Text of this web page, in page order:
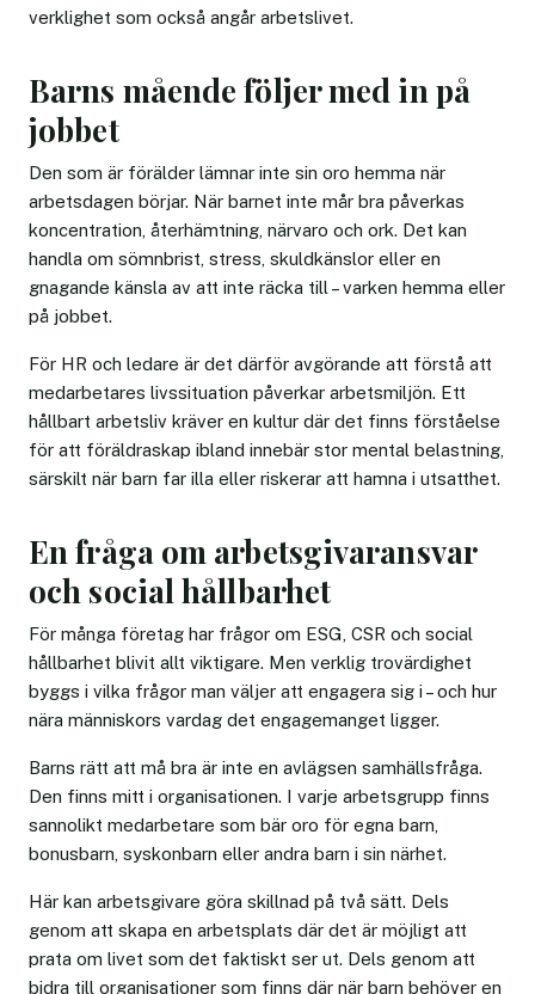
verklighet som också angår arbetslivet.
Barns mående följer med in på
jobbet
Den som är förälder lämnar inte sin oro hemma när
arbetsdagen börjar. När barnet inte mår bra påverkas
koncentration, återhämtning, närvaro och ork. Det kan
handla om sömnbrist, stress, skuldkänslor eller en
gnagande känsla av att inte räcka till – varken hemma eller
på jobbet.
För HR och ledare är det därför avgörande att förstå att
medarbetares livssituation påverkar arbetsmiljön. Ett
hållbart arbetsliv kräver en kultur där det finns förståelse
för att föräldraskap ibland innebär stor mental belastning,
särskilt när barn far illa eller riskerar att hamna i utsatthet.
En fråga om arbetsgivaransvar
och social hållbarhet
För många företag har frågor om ESG, CSR och social
hållbarhet blivit allt viktigare. Men verklig trovärdighet
byggs i vilka frågor man väljer att engagera sig i – och hur
nära människors vardag det engagemanget ligger.
Barns rätt att må bra är inte en avlägsen samhällsfråga.
Den finns mitt i organisationen. I varje arbetsgrupp finns
sannolikt medarbetare som bär oro för egna barn,
bonusbarn, syskonbarn eller andra barn i sin närhet.
Här kan arbetsgivare göra skillnad på två sätt. Dels
genom att skapa en arbetsplats där det är möjligt att
prata om livet som det faktiskt ser ut. Dels genom att
bidra till organisationer som finns där när barn behöver en